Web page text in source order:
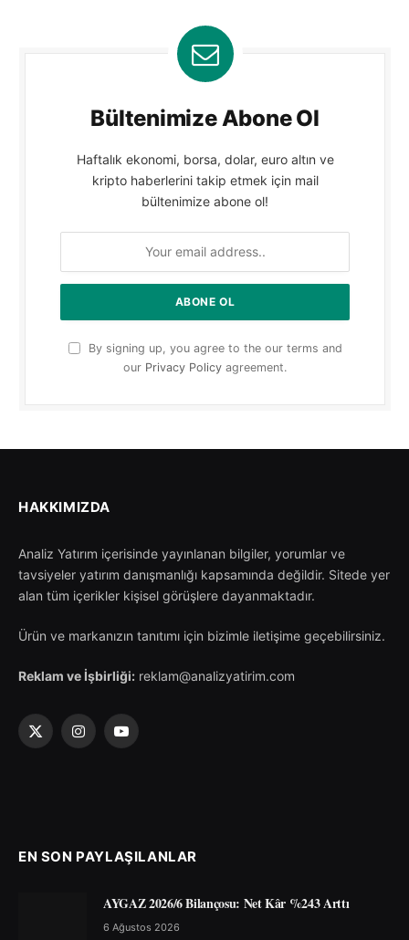
Bültenimize Abone Ol
Haftalık ekonomi, borsa, dolar, euro altın ve
kripto haberlerini takip etmek için mail
bültenimize abone ol!
By signing up, you agree to the our terms and
our Privacy Policy agreement.
HAKKIMIZDA
Analiz Yatırım içerisinde yayınlanan bilgiler, yorumlar ve
tavsiyeler yatırım danışmanlığı kapsamında değildir. Sitede yer
alan tüm içerikler kişisel görüşlere dayanmaktadır.
Ürün ve markanızın tanıtımı için bizimle iletişime geçebilirsiniz.
Reklam ve İşbirliği: reklam@analizyatirim.com
X
InstagramYouTube
EN SON PAYLAŞILANLAR
AYGAZ 2026/6 Bilançosu: Net Kâr %243 Arttı
6 Ağustos 2026